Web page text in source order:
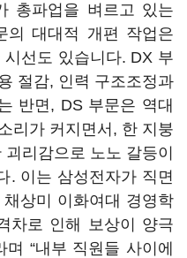
총파업을 벼르고 있는
의 대대적 개편 작업은
선도 있습니다. DX 부
절감, 인력 구조조정과
반면, DS 부문은 역대
리가 커지면서 , 한 지붕
리감으로 노노 갈등이
. 이는 삼성전자가 직면
채상미 이화여대 경영학
차로 인해 보상이 양극
며 “내부 직원들 사이에